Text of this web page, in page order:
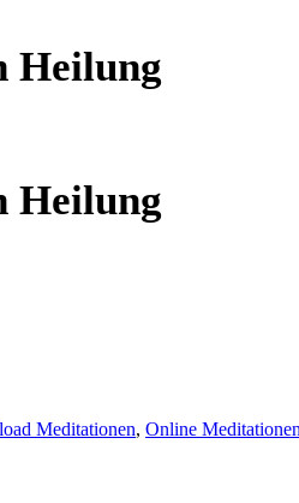
Heilung
Heilung
Meditationen, Online Meditationen